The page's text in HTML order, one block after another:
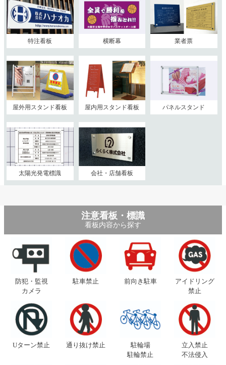
特注看板 横断幕 業者票
屋外用スタンド看板 屋内用スタンド看板 パネルスタンド
太陽光発電標識 会社・店舗看板
注意看板・標識
看板内容から探す
防犯・監視
カメラ
駐車禁止 前向き駐車
アイドリング
禁止
Uターン禁止 通り抜け禁止
駐輪場
駐輪禁止
立入禁止
不法侵入